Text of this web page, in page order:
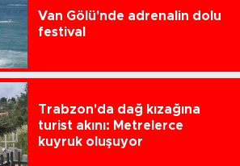
Van Gölü'nde adrenalin dolu
festival
Trabzon'da dağ kızağına
turist akını: Metrelerce
kuyruk oluşuyor